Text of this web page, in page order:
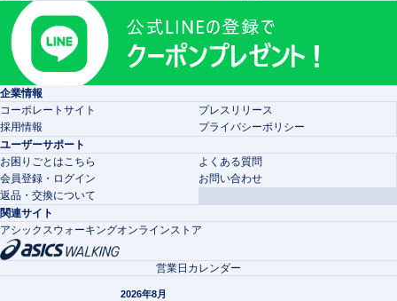
企業情報
コーポレートサイト
プレスリリース
採用情報
プライバシーポリシー
ユーザーサポート
お困りごとはこちら
よくある質問
会員登録・ログイン
お問い合わせ
返品・交換について
関連サイト
アシックスウォーキングオンラインストア
営業日カレンダー
2026年8月